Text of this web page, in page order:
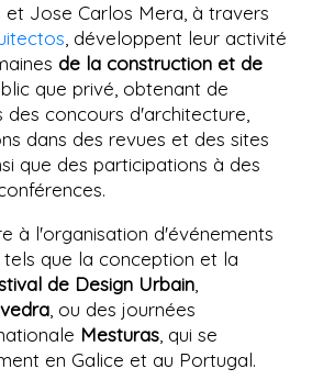
Jose Carlos Mera, à travers
, développent leur activité
de la construction et de
que privé, obtenant de
des concours d'architecture,
dans des revues et des sites
que des participations à des
à l'organisation d'événements
tels que la conception et la
de Design Urbain
, ou des journées
Mesturas , qui se
en Galice et au Portugal.